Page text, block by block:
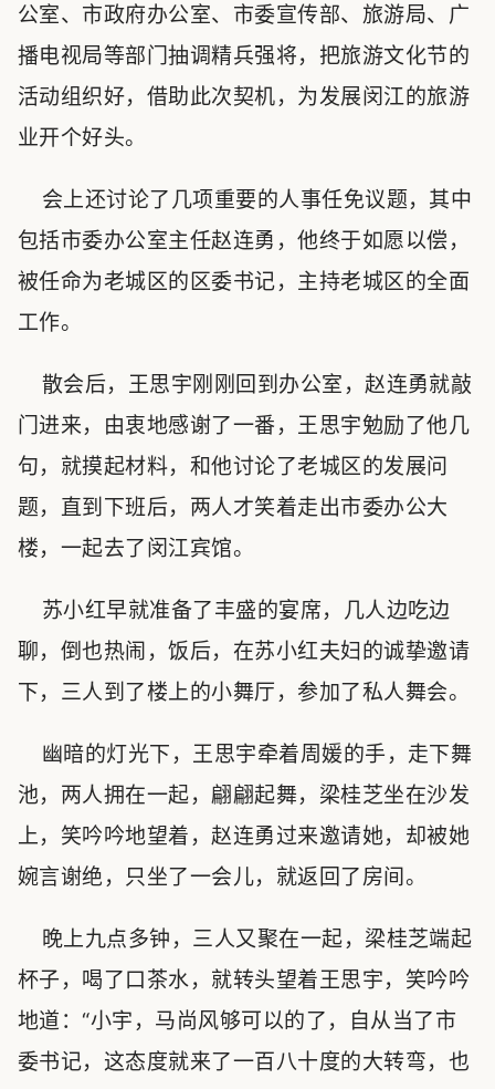
公室、市政府办公室、市委宣传部、旅游局、广
播电视局等部门抽调精兵强将，把旅游文化节的
活动组织好，借助此次契机，为发展闵江的旅游
业开个好头。
会上还讨论了几项重要的人事任免议题，其中
包括市委办公室主任赵连勇，他终于如愿以偿，
被任命为老城区的区委书记，主持老城区的全面
工作。
散会后，王思宇刚刚回到办公室，赵连勇就敲
门进来，由衷地感谢了一番，王思宇勉励了他几
句，就摸起材料，和他讨论了老城区的发展问
题，直到下班后，两人才笑着走出市委办公大
楼，一起去了闵江宾馆。
苏小红早就准备了丰盛的宴席，几人边吃边
聊，倒也热闹，饭后，在苏小红夫妇的诚挚邀请
下，三人到了楼上的小舞厅，参加了私人舞会。
幽暗的灯光下，王思宇牵着周媛的手，走下舞
池，两人拥在一起，翩翩起舞，梁桂芝坐在沙发
上，笑吟吟地望着，赵连勇过来邀请她，却被她
婉言谢绝，只坐了一会儿，就返回了房间。
晚上九点多钟，三人又聚在一起，梁桂芝端起
杯子，喝了口茶水，就转头望着王思宇，笑吟吟
地道：“小宇，马尚风够可以的了，自从当了市
委书记，这态度就来了一百八十度的大转弯，也